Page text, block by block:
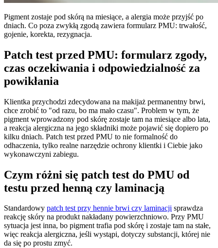
Pigment zostaje pod skórą na miesiące, a alergia może przyjść po
dniach. Co poza zwykłą zgodą zawiera formularz PMU: trwałość,
gojenie, korekta, rezygnacja.
Patch test przed PMU: formularz zgody,
czas oczekiwania i odpowiedzialność za
powikłania
Klientka przychodzi zdecydowana na makijaż permanentny brwi,
chce zrobić to "od razu, bo ma mało czasu". Problem w tym, że
pigment wprowadzony pod skórę zostaje tam na miesiące albo lata,
a reakcja alergiczna na jego składniki może pojawić się dopiero po
kilku dniach. Patch test przed PMU to nie formalność do
odhaczenia, tylko realne narzędzie ochrony klientki i Ciebie jako
wykonawczyni zabiegu.
Czym różni się patch test do PMU od
testu przed henną czy laminacją
Standardowy patch test przy hennie brwi czy laminacji sprawdza
reakcję skóry na produkt nakładany powierzchniowo. Przy PMU
sytuacja jest inna, bo pigment trafia pod skórę i zostaje tam na stałe,
więc reakcja alergiczna, jeśli wystąpi, dotyczy substancji, której nie
da się po prostu zmyć.